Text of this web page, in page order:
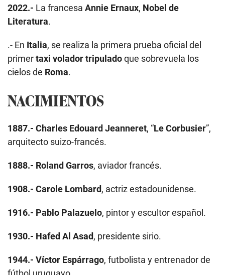
2022.- La francesa Annie Ernaux, Nobel de
Literatura.
.- En Italia, se realiza la primera prueba oficial del
primertaxi volador tripuladoque sobrevuela los
cielos de Roma.
NACIMIENTOS
1887.- Charles Edouard Jeanneret, “Le Corbusier”,
arquitecto suizo-francés.
1888.- Roland Garros, aviador francés.
1908.- Carole Lombard, actriz estadounidense.
1916.- Pablo Palazuelo, pintor y escultor español.
1930.- Hafed Al Asad, presidente sirio.
1944.- Víctor Espárrago, futbolista y entrenador de